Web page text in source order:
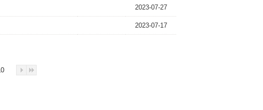
2023-07-27
2023-07-17